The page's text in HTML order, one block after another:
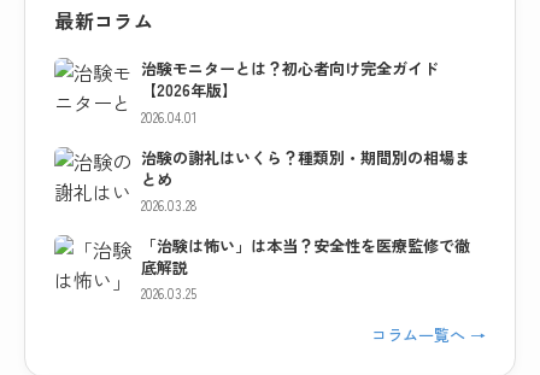
最新コラム
治験モニターとは？初心者向け完全ガイド
【2026年版】
2026.04.01
治験の謝礼はいくら？種類別・期間別の相場ま
とめ
2026.03.28
「治験は怖い」は本当？安全性を医療監修で徹
底解説
2026.03.25
コラム一覧へ →